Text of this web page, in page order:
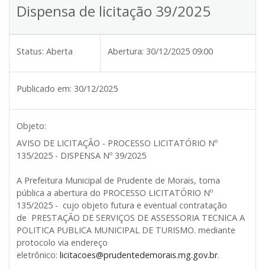
Dispensa de licitação 39/2025
Status: Aberta Abertura: 30/12/2025 09:00
Publicado em: 30/12/2025
Objeto:
AVISO DE LICITAÇÃO - PROCESSO LICITATÓRIO Nº
135/2025 - DISPENSA Nº 39/2025
A Prefeitura Municipal de Prudente de Morais, torna
pública a abertura do PROCESSO LICITATÓRIO Nº
135/2025 - cujo objeto futura e eventual contratação
de PRESTAÇÃO DE SERVIÇOS DE ASSESSORIA TECNICA A
POLITICA PUBLICA MUNICIPAL DE TURISMO. mediante
protocolo via endereço
eletrônico: licitacoes@prudentedemorais.mg.gov.br.